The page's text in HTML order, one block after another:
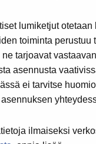
lumiketjut
toiminta perustuu
tarjoavat
asennusta
ei tarvitse
ilmaiseksi